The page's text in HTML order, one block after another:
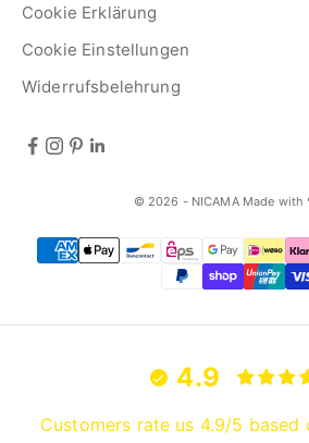
Cookie Erklärung
Cookie Einstellungen
Widerrufsbelehrung
© 2026 - NICAMA Made with
4.9
Customers rate us 4.9/5 based